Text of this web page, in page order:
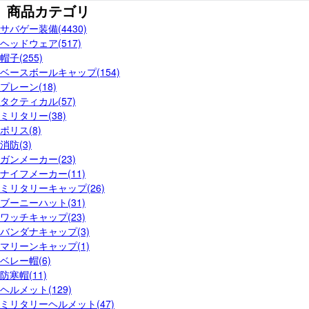
商品カテゴリ
サバゲー装備(4430)
ヘッドウェア(517)
帽子(255)
ベースボールキャップ(154)
プレーン(18)
タクティカル(57)
ミリタリー(38)
ポリス(8)
消防(3)
ガンメーカー(23)
ナイフメーカー(11)
ミリタリーキャップ(26)
ブーニーハット(31)
ワッチキャップ(23)
バンダナキャップ(3)
マリーンキャップ(1)
ベレー帽(6)
防寒帽(11)
ヘルメット(129)
ミリタリーヘルメット(47)